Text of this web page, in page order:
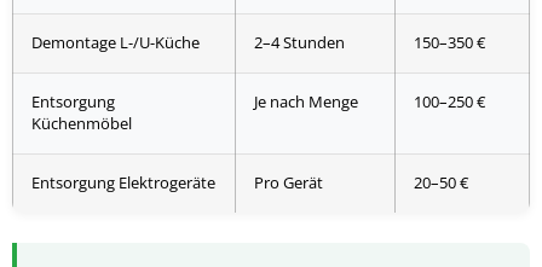
Demontage L-/U-Küche 2–4 Stunden 150–350 €
Entsorgung
Küchenmöbel
Je nach Menge 100–250 €
Entsorgung Elektrogeräte Pro Gerät 20–50 €